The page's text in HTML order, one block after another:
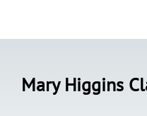
Mary Higgins